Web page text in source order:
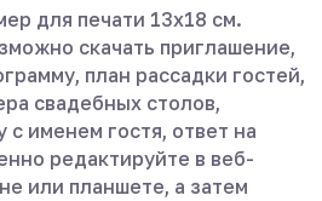
для печати 13х18 см.
скачать приглашение,
план рассадки гостей,
свадебных столов,
с именем гостя, ответ на
редактируйте в веб-
или планшете, а затем